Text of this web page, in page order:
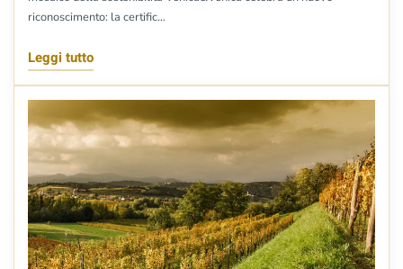
riconoscimento: la certific…
Leggi tutto